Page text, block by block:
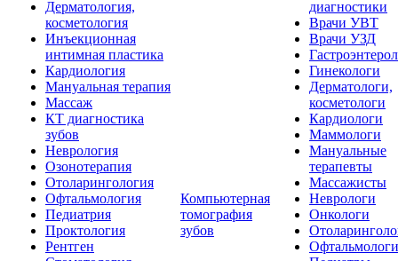
Дерматология,
косметология
Инъекционная
интимная пластика
Кардиология
Мануальная терапия
Массаж
КТ диагностика
зубов
Неврология
Озонотерапия
Отоларингология
Офтальмология
Педиатрия
Проктология
Рентген
Компьютерная
томография
зубов
диагностики
Врачи УВТ
Врачи УЗД
Гинекологи
Дерматологи,
косметологи
Кардиологи
Маммологи
Мануальные
терапевты
Массажисты
Неврологи
Онкологи
Офтальмологи